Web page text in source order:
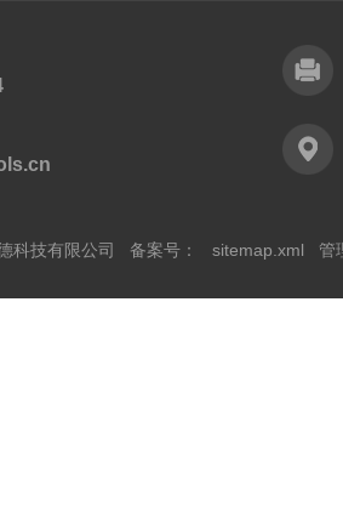
科技有限公司 备案号： sitemap.xml 管